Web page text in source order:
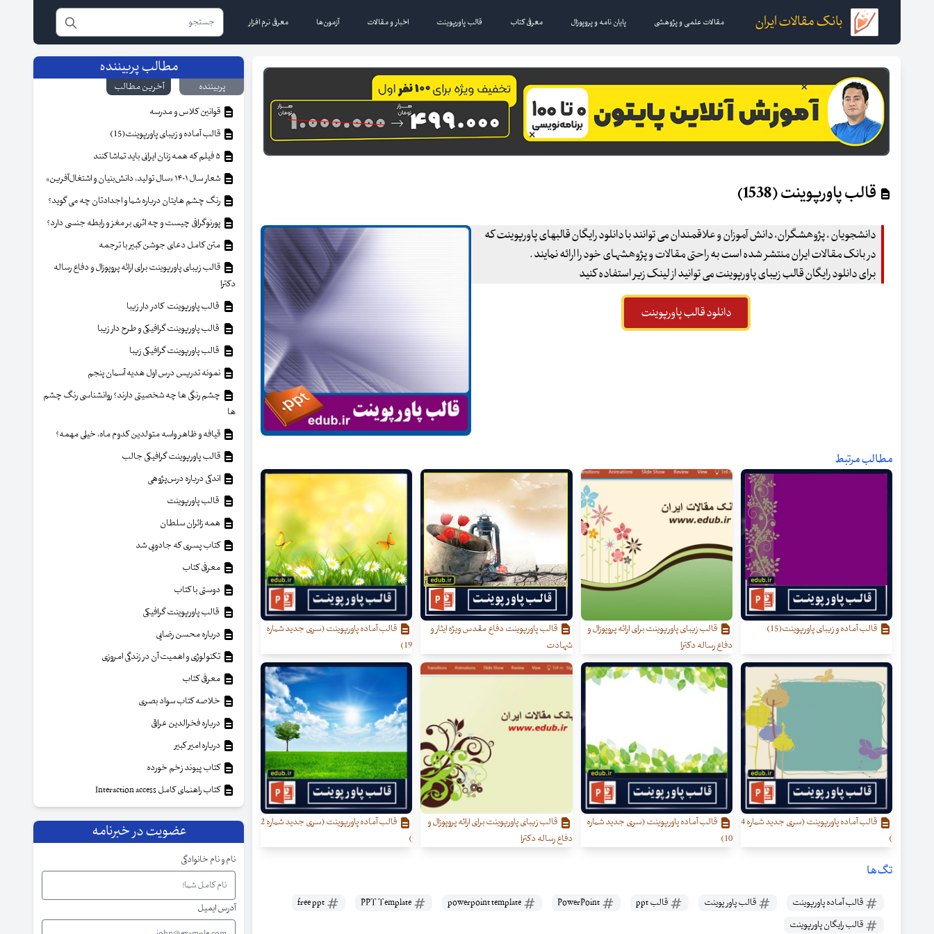
بانک مقالات ایران مقالات علمی و پژوهشی پایان نامه و پروپوزال معرفی کتاب قالب پاورپوینت اخبار و مقالات آزمون‌ها معرفی نرم افزار
قالب پاورپوینت (1538)
دانشجویان ، پژوهشگران، دانش آموزان و علاقمندان می توانند با دانلود رایگان قالبهای پاورپوینت که
در بانک مقالات ایران منتشر شده است به راحتی مقالات و پژوهشهای خود را ارائه نمایند .
برای دانلود رایگان قالب زیبای پاورپوینت می توانید از لینک زیر استفاده کنید
دانلود قالب پاورپوینت
مطالب مرتبط
قالب آماده و زیبای پاورپوینت(15)
قالب زیبای پاورپوینت برای ارائه پروپوزال و
دفاع رساله دکترا
قالب پاورپوینت دفاع مقدس ویژه ایثار و
شهادت
قالب آماده پاورپوینت (سری جدید شماره
19)
قالب آماده پاورپوینت (سری جدید شماره 4
)
قالب آماده پاورپوینت (سری جدید شماره
10)
قالب زیبای پاورپوینت برای ارائه پروپوزال و
دفاع رساله دکترا
قالب آماده پاورپوینت (سری جدید شماره 2
)
تگ‌ها
قالب آماده پاورپوینت قالب پاور پوینت قالب ppt
قالب رایگان پاورپوینت
مطالب پربیننده
پربیننده
آخرین مطالب
قوانین کلاس و مدرسه
قالب آماده و زیبای پاورپوینت(15)
شعار سال ۱۴۰۱ «سال تولید، دانش‌بنیان و اشتغال‌آفرین»
رنگ چشم هایتان درباره شما و اجدادتان چه می گوید؟
پورنوگرافی چیست و چه اثری بر مغز و رابطه جنسی دارد؟
متن کامل دعای جوشن کبیر با ترجمه
قالب زیبای پاورپوینت برای ارائه پروپوزال و دفاع رساله
دکترا
قالب پاورپوینت کادر دار زیبا
قالب پاورپوینت گرافیکی و طرح دار زیبا
قالب پاورپوینت گرافیکی زیبا
نمونه تدریس درس اول هدیه آسمان پنجم
چشم رنگی ها چه شخصیتی دارند؟ روانشناسی رنگ چشم
ها
قیافه و ظاهر واسه متولدین کدوم ماه، خیلی مهمه؟
قالب پاورپوینت گرافیکی جالب
اندکی درباره درس‌پژوهی
قالب پاورپوینت
همه زائران سلطان
کتاب پسری که جادویی شد
معرفی کتاب
دوستی با کتاب
قالب پاورپوینت گرافیکی
درباره محسن رضایی
تکنولوژی و اهمیت آن در زندگی امروزی
معرفی کتاب
خلاصه کتاب سواد بصری
درباره فخرالدین عراقی
درباره امیر کبیر
کتاب پیوند زخم خورده
کتاب راهنمای کامل Interaction access
عضویت در خبرنامه
نام و نام خانوادگی
آدرس ایمیل